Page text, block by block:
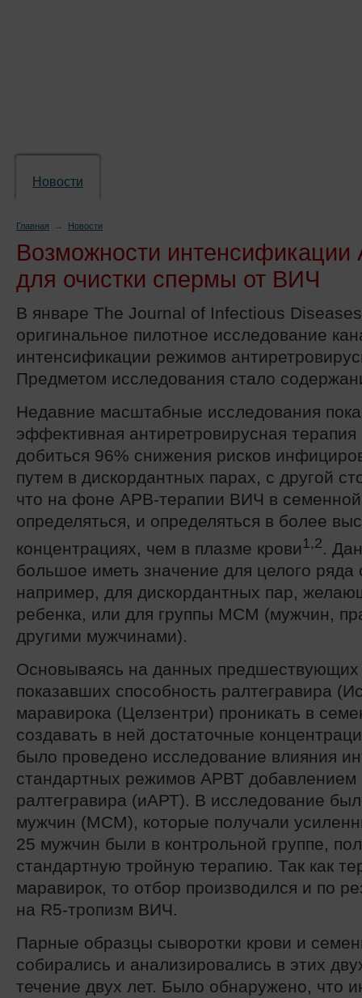
Новости
Главная → Новости
Возможности
для очистки спермы от ВИЧ
В январе The Journal of Infectious
оригинальное пилотное исследование
интенсификации режимов
Предметом исследования стало
Недавние масштабные исследования
эффективная антиретровирусная терапия
добиться 96% снижения рисков
путем в дискордантных парах, с другой
что на фоне АРВ-терапии ВИЧ в
определяться, и определяться в более
концентрациях, чем в плазме крови1,2.
большое иметь значение для целого ряда
например, для дискордантных пар,
ребенка, или для группы MCM (мужчин,
другими мужчинами).
Основываясь на данных предшествующих
показавших способность ралтегравира
маравирока (Целзентри) проникать в
создавать в ней достаточные
было проведено исследование влияния
стандартных режимов АРВТ добавлением
ралтегравира (иАРТ). В исследование
мужчин (МСМ), которые получали
25 мужчин были в контрольной группе,
стандартную тройную терапию. Так как
маравирок, то отбор производился и по
на R5-тропизм ВИЧ.
Парные образцы сыворотки крови и
собирались и анализировались в этих
течение двух лет. Было обнаружено, что